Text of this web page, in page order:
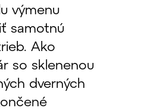
výmenu
samotnú
Ako
so sklenenou
dverných